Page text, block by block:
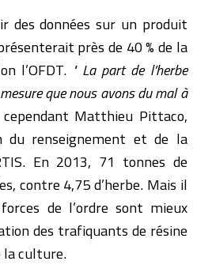
des données sur un produit
près de 40 % de la
l’OFDT. " La part de l’herbe
que nous avons du mal à
Matthieu Pittaco,
du renseignement et de la
En 2013, 71 tonnes de
contre 4,75 d’herbe. Mais il
de l’ordre sont mieux
des trafiquants de résine
la culture.